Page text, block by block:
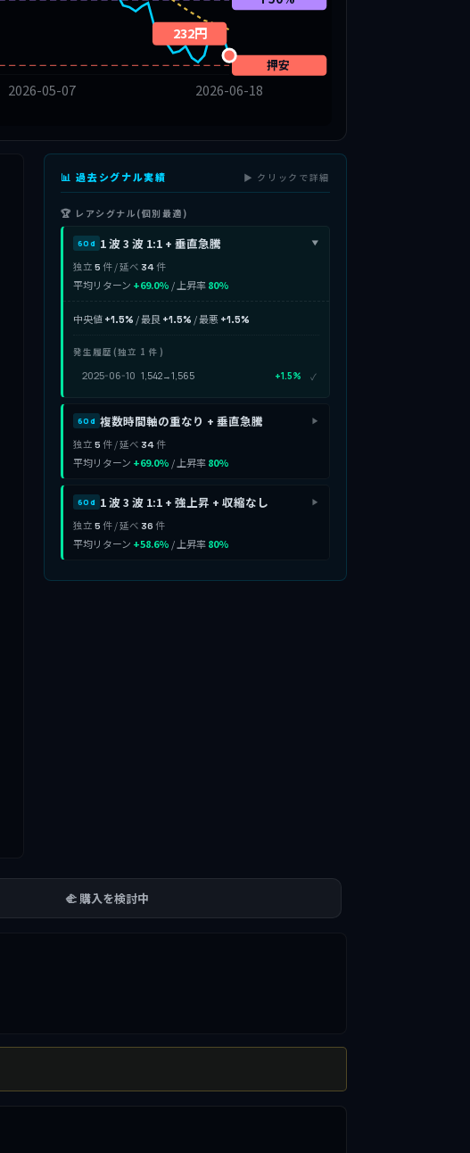
2026-05-07 2026-06-18
押安
232円
📊 過去シグナル実績 ▶ クリックで詳細
🏆 レアシグナル(個別最適)
60d 1 波 3 波 1:1 + 垂直急騰 ▶
独立 5 件 / 延べ 34 件
平均リターン +69.0% / 上昇率80%
中央値 +1.5% / 最良 +1.5% / 最悪 +1.5%
発生履歴(独立 1 件)
2025-06-10 1,542→1,565 +1.5% ✓
60d 複数時間軸の重なり + 垂直急騰 ▶
独立 5 件 / 延べ 34件
平均リターン +69.0% / 上昇率80%
60d 1 波 3 波 1:1 + 強上昇 + 収縮なし ▶
独立 5 件 / 延べ 36 件
平均リターン +58.6% / 上昇率80%
🫲 購入を検討中